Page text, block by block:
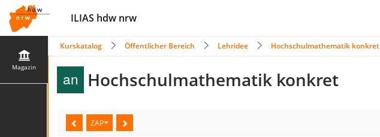
ILIAS hdw nrw
Magazin
Kurskatalog Öffentlicher Bereich Lehridee Hochschulmathematik konkret
Hochschulmathematik konkret
ZAP